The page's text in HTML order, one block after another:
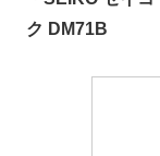
ク DM71B